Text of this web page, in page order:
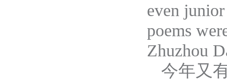
even junior
poems
Zhuzhou
今年又